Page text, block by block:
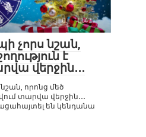
0 471
չորս նշան,
է
վերջին․․․
որոնց մեծ
տարվա վերջին․․․
են կենդանա